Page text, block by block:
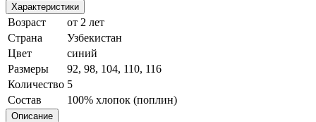
Характеристики
Возраст
от 2 лет
Страна
Узбекистан
Цвет
синий
Размеры
92, 98, 104, 110, 116
Количество 5
Состав
100% хлопок (поплин)
Описание